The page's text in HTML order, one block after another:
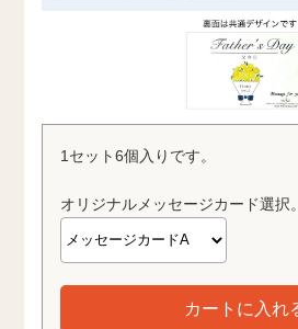
1セット6個入りです。
オリジナルメッセージカード選択。